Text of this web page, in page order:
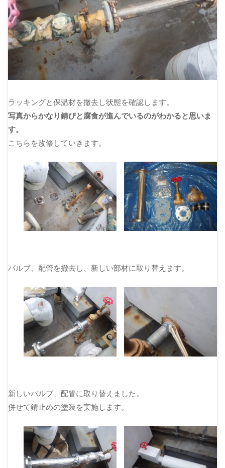
ラッキングと保温材を撤去し状態を確認します。
写真からかなり錆びと腐食が進んでいるのがわかると思いま
す。
こちらを改修していきます。
バルブ、配管を撤去し、新しい部材に取り替えます。
新しいバルブ、配管に取り替えました。
併せて錆止めの塗装を実施します。